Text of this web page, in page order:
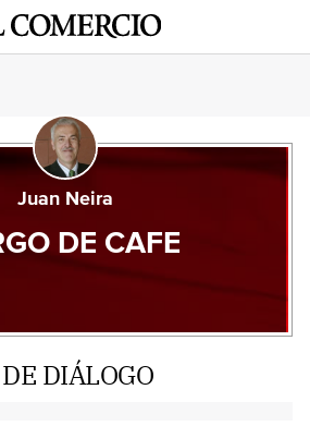
Juan Neira
DE CAFE
DIÁLOGO